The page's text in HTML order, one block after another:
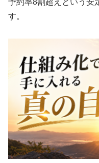
予約率8割超えという安
す。